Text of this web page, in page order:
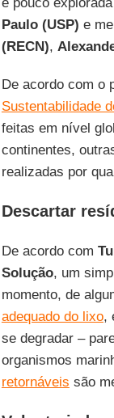
Paulo (USP) e
(RECN),
De acordo com o
Sustentabilidade
feitas em nível
continentes,
realizadas por
Descartar
De acordo com
Solução, um
momento, de
adequado do lixo,
se degradar –
organismos
retornáveis são